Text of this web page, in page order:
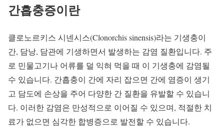
간흡충증이란
클로노르키스 시넨시스(Clonorchis sinensis)라는 기생충이
간, 담낭, 담관에 기생하면서 발생하는 감염 질환입니다. 주
로 민물고기나 어류를 덜 익혀 먹을 때 이 기생충에 감염될
수 있습니다. 간흡충이 간에 자리 잡으면 간에 염증이 생기
고 담도에 손상을 주어 다양한 간 질환을 유발할 수 있습니
다. 이러한 감염은 만성적으로 이어질 수 있으며, 적절한 치
료가 없으면 심각한 합병증으로 발전할 수 있습니다.